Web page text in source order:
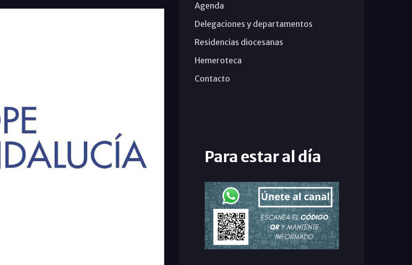
Agenda
Delegaciones y departamentos
Residencias diocesanas
Hemeroteca
Contacto
Para estar al día